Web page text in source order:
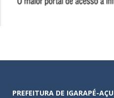
PREFEITURA DE IGARAPÉ-AÇU